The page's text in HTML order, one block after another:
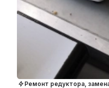
Ремонт редуктора,